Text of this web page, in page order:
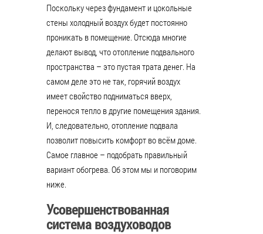
Поскольку через фундамент и цокольные
стены холодный воздух будет постоянно
проникать в помещение. Отсюда многие
делают вывод, что отопление подвального
пространства – это пустая трата денег. На
самом деле это не так, горячий воздух
имеет свойство подниматься вверх,
перенося тепло в другие помещения здания.
И, следовательно, отопление подвала
позволит повысить комфорт во всём доме.
Самое главное – подобрать правильный
вариант обогрева. Об этом мы и поговорим
ниже.
Усовершенствованная
система воздуховодов